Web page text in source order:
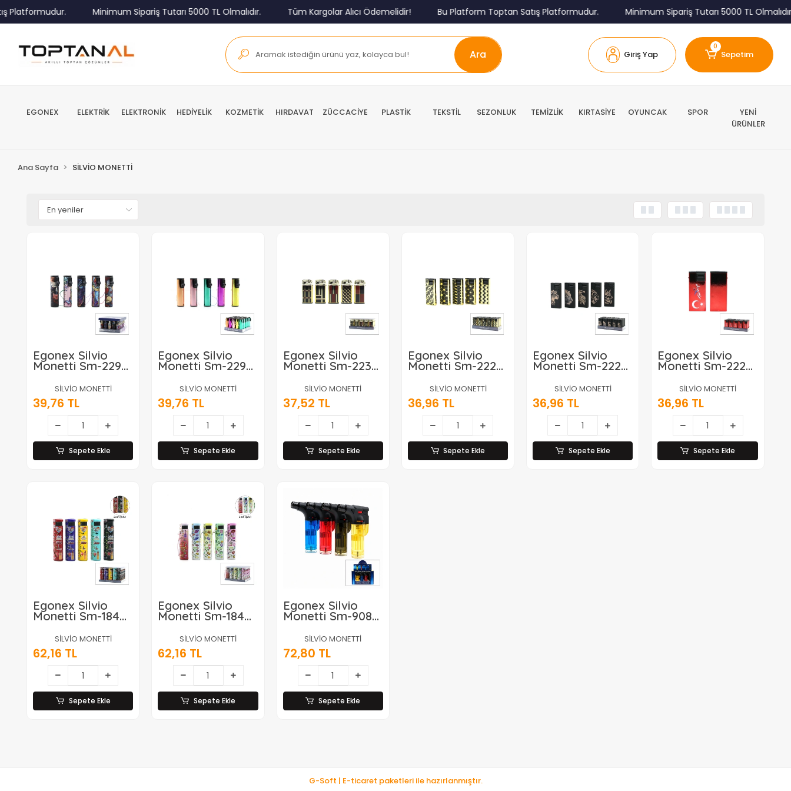
Platformudur. Minimum Sipariş Tutarı 5000 TL Olmalıdır. Tüm Kargolar Alıcı Ödemelidir! Bu Platform Toptan Satış Platformudur. Minimum Sipariş Tutarı 5000 TL Olmalıdır.
Ara Giriş Yap
0
Sepetim
EGONEX ELEKTRİK ELEKTRONİK HEDİYELİK KOZMETİK HIRDAVAT ZÜCCACİYE PLASTİK TEKSTİL SEZONLUK TEMİZLİK KIRTASİYE OYUNCAK SPOR
YENİ
ÜRÜNLER
Ana Sayfa SİLVİO MONETTİ
Egonex Silvio
Monetti Sm-229m
Rüzgar ) Pürmüz
Çakmak*25x20
SİLVİO MONETTİ
39,76 TL
Sepete Ekle
Egonex Silvio
Monetti Sm-229m
Rüzgar ) Pürmüz
Çakmak*25x20
SİLVİO MONETTİ
39,76 TL
Sepete Ekle
Egonex Silvio
Monetti Sm-223m
Pürmüz
Çakmak*25x20
SİLVİO MONETTİ
37,52 TL
Sepete Ekle
Egonex Silvio
Monetti Sm-222p
Desen ) ( Rüzgar
) Pürmüz
Çakmak*25x20
SİLVİO MONETTİ
36,96 TL
Sepete Ekle
Egonex Silvio
Monetti Sm-222p
Desen ) ( Rüzgar
) Pürmüz
Çakmak*25x20
SİLVİO MONETTİ
36,96 TL
Sepete Ekle
Egonex Silvio
Monetti Sm-222p
Rüzgar ) Pürmüz
Çakmak*25x20
SİLVİO MONETTİ
36,96 TL
Sepete Ekle
Egonex Silvio
Monetti Sm-184p
Işıklı ) ( Rüzgar )
Pürmüz
Çakmak*25x20
SİLVİO MONETTİ
62,16 TL
Sepete Ekle
Egonex Silvio
Monetti Sm-184p
Işıklı ) ( Rüzgar )
Pürmüz
Çakmak*25x20
SİLVİO MONETTİ
62,16 TL
Sepete Ekle
Egonex Silvio
Monetti Sm-908p
) ( Nargile &
Kamp ) Çakmak (
Doldurulabilir ) (
Ayakda Durabilir
)*12x12
SİLVİO MONETTİ
72,80 TL
Sepete Ekle
G-Soft | E-ticaret paketleri ile hazırlanmıştır.